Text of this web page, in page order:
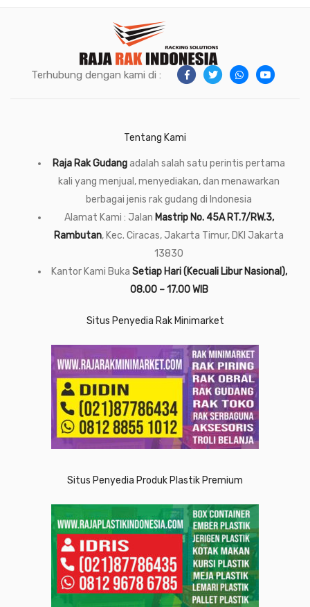
Terhubung dengan kami di :
Tentang Kami
Raja Rak Gudangadalah salah satu perintis pertama
kali yang menjual, menyediakan, dan menawarkan
berbagai jenis rak gudang di Indonesia
Alamat Kami : Jalan Mastrip No. 45A RT.7/RW.3,
Rambutan, Kec. Ciracas, Jakarta Timur, DKI Jakarta
13830
Kantor Kami Buka Setiap Hari (Kecuali Libur Nasional),
08.00 – 17.00 WIB
Situs Penyedia Rak Minimarket
Situs Penyedia Produk Plastik Premium